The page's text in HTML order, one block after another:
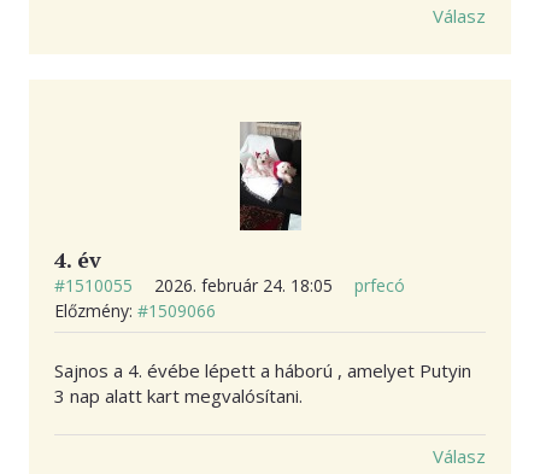
Válasz
4. év
#1510055 2026. február 24. 18:05
prfecó
Előzmény: #1509066
Sajnos a 4. évébe lépett a háború , amelyet Putyin
3 nap alatt kart megvalósítani.
Válasz